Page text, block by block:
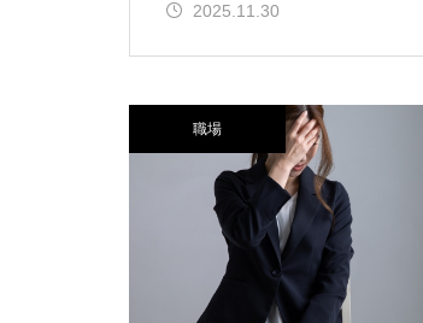
2025.11.30
職場